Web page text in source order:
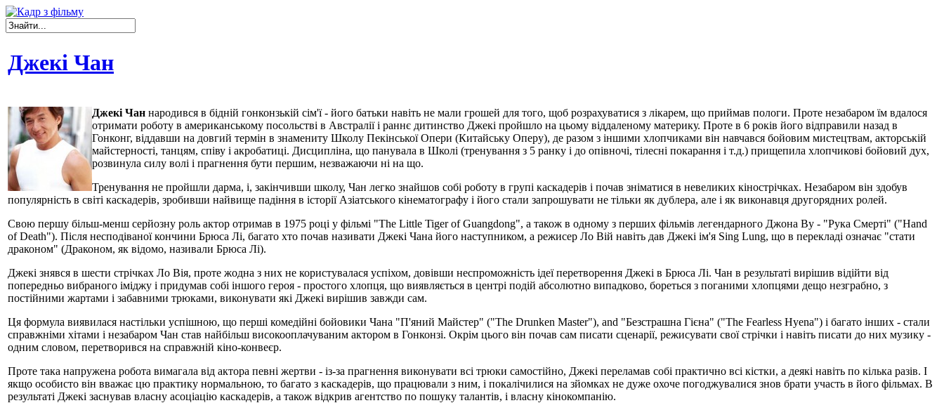
Джекі Чан
Джекі Чан народився в бідній гонконзькій сім'ї - його батьки навіть не мали грошей для того, щоб розрахуватися з лікарем, що приймав пологи. Проте незабаром їм вдалося
отримати роботу в американському посольстві в Австралії і раннє дитинство Джекі пройшло на цьому віддаленому материку. Проте в 6 років його відправили назад в
Гонконг, віддавши на довгий термін в знамениту Школу Пекінської Опери (Китайську Оперу), де разом з іншими хлопчиками він навчався бойовим мистецтвам, акторській
майстерності, танцям, співу і акробатиці. Дисципліна, що панувала в Школі (тренування з 5 ранку і до опівночі, тілесні покарання і т.д.) прищепила хлопчикові бойовий дух,
розвинула силу волі і прагнення бути першим, незважаючи ні на що.
Тренування не пройшли дарма, і, закінчивши школу, Чан легко знайшов собі роботу в групі каскадерів і почав зніматися в невеликих кінострічках. Незабаром він здобув
популярність в світі каскадерів, зробивши найвище падіння в історії Азіатського кінематографу і його стали запрошувати не тільки як дублера, але і як виконавця другорядних ролей.
Свою першу більш-менш серйозну роль актор отримав в 1975 році у фільмі "The Little Tiger of Guangdong", а також в одному з перших фільмів легендарного Джона Ву - "Рука Смерті" ("Hand
of Death"). Після несподіваної кончини Брюса Лі, багато хто почав називати Джекі Чана його наступником, а режисер Ло Вій навіть дав Джекі ім'я Sing Lung, що в перекладі означає "стати
драконом" (Драконом, як відомо, називали Брюса Лі).
Джекі знявся в шести стрічках Ло Вія, проте жодна з них не користувалася успіхом, довівши неспроможність ідеї перетворення Джекі в Брюса Лі. Чан в результаті вирішив відійти від
попередньо вибраного іміджу і придумав собі іншого героя - простого хлопця, що виявляється в центрі подій абсолютно випадково, бореться з поганими хлопцями дещо незграбно, з
постійними жартами і забавними трюками, виконувати які Джекі вирішив завжди сам.
Ця формула виявилася настільки успішною, що перші комедійні бойовики Чана "П'яний Майстер" ("The Drunken Master"), and "Безстрашна Гієна" ("The Fearless Hyena") і багато інших - стали
справжніми хітами і незабаром Чан став найбільш високооплачуваним актором в Гонконзі. Окрім цього він почав сам писати сценарії, режисувати свої стрічки і навіть писати до них музику -
одним словом, перетворився на справжній кіно-конвеєр.
Проте така напружена робота вимагала від актора певні жертви - із-за прагнення виконувати всі трюки самостійно, Джекі переламав собі практично всі кістки, а деякі навіть по кілька разів. І
якщо особисто він вважає цю практику нормальною, то багато з каскадерів, що працювали з ним, і покалічилися на зйомках не дуже охоче погоджувалися знов брати участь в його фільмах. В
результаті Джекі заснував власну асоціацію каскадерів, а також відкрив агентство по пошуку талантів, і власну кінокомпанію.